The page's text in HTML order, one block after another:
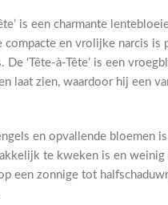
is een charmante
compacte en vrolijke narcis
De ‘Tête-à-Tête’ is een
laat zien, waardoor hij een
en opvallende bloemen is
te kweken is en
een zonnige tot